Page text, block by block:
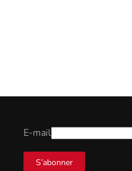
E-mail
S’abonner